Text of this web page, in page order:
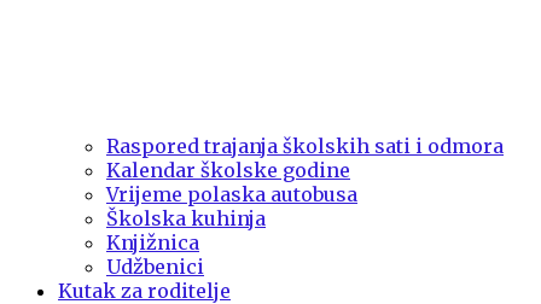
Raspored trajanja školskih sati i odmora
Kalendar školske godine
Vrijeme polaska autobusa
Školska kuhinja
Knjižnica
Udžbenici
Kutak za roditelje